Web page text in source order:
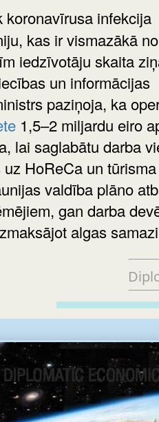
kas ir vismazākā no
iedzīvotāju skaita
un informācijas
paziņoja, ka
1,5–2 miljardu eiro
lai saglabātu darba
HoReCa un tūrisma
valdība plāno
gan darba
algas